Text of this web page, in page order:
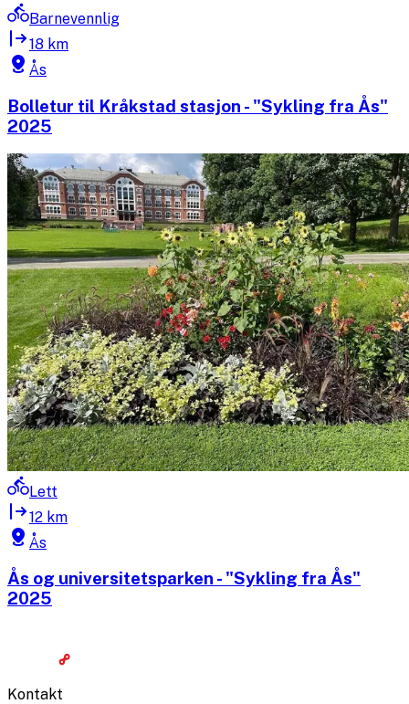
Barnevennlig
18 km
Ås
Bolletur til Kråkstad stasjon - "Sykling fra Ås"
2025
Lett
12 km
Ås
Ås og universitetsparken - "Sykling fra Ås"
2025
Kontakt